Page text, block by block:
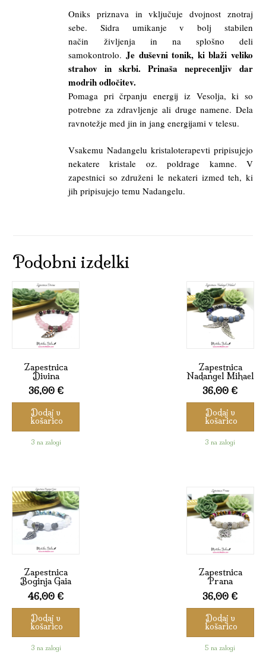
Oniks priznava in vključuje dvojnost znotraj
sebe. Sidra umikanje v bolj stabilen
način življenja in na splošno deli
samokontrolo.Je duševni tonik, ki blaži veliko
strahov in skrbi. Prinaša neprecenljiv dar
modrih odločitev.
Pomaga pri črpanju energij iz Vesolja, ki so
potrebne za zdravljenje ali druge namene. Dela
ravnotežje med jin in jang energijami v telesu.
Vsakemu Nadangelu kristaloterapevti pripisujejo
nekatere kristale oz. poldrage kamne. V
zapestnici so združeni le nekateri izmed teh, ki
jih pripisujejo temu Nadangelu.
Podobni izdelki
Zapestnica
Divina
36,00 €
Dodaj v
košarico
3 na zalogi
Zapestnica
Nadangel Mihael
36,00 €
Dodaj v
košarico
3 na zalogi
Zapestnica
Boginja Gaia
46,00 €
Dodaj v
košarico
3 na zalogi
Zapestnica
Prana
36,00 €
Dodaj v
košarico
5 na zalogi